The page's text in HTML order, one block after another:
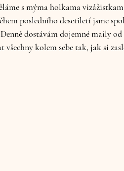
s mýma holkama
posledního desetiletí jsme
dostávám dojemné maily
všechny kolem sebe tak, jak si